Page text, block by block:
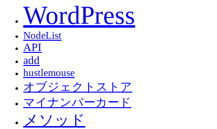
WordPress
NodeList
API
add
hustlemouse
オブジェクトストア
マイナンバーカード
メソッド